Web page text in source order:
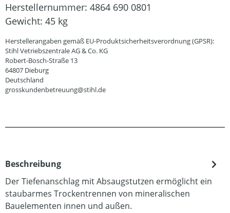
Herstellernummer: 4864 690 0801
Gewicht: 45 kg
Herstellerangaben gemäß EU-Produktsicherheitsverordnung (GPSR):
Stihl Vetriebszentrale AG & Co. KG
Robert-Bosch-Straße 13
64807 Dieburg
Deutschland
grosskundenbetreuung@stihl.de
Beschreibung
Der Tiefenanschlag mit Absaugstutzen ermöglicht ein
staubarmes Trockentrennen von mineralischen
Bauelementen innen und außen.